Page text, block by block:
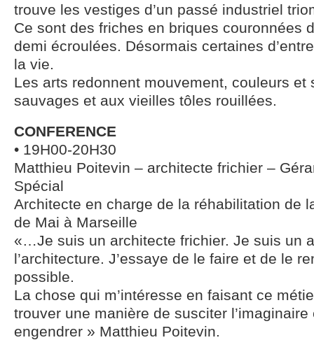
trouve les vestiges d’un passé industriel
Ce sont des friches en briques couronnées
demi écroulées. Désormais certaines
la vie.
Les arts redonnent mouvement, couleurs et
sauvages et aux vieilles tôles rouillées.
CONFERENCE
• 19H00-20H30
Matthieu Poitevin – architecte frichier –
Spécial
Architecte en charge de la réhabilitation de
de Mai à Marseille
«…Je suis un architecte frichier. Je suis un
l’architecture. J’essaye de le faire et de le
possible.
La chose qui m’intéresse en faisant ce
trouver une manière de susciter l’imaginaire
engendrer » Matthieu Poitevin.